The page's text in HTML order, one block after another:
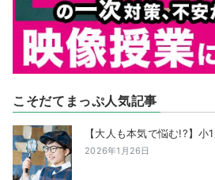
こそだてまっぷ人気記事
【大人も本気で悩む!?】
2026年1月26日